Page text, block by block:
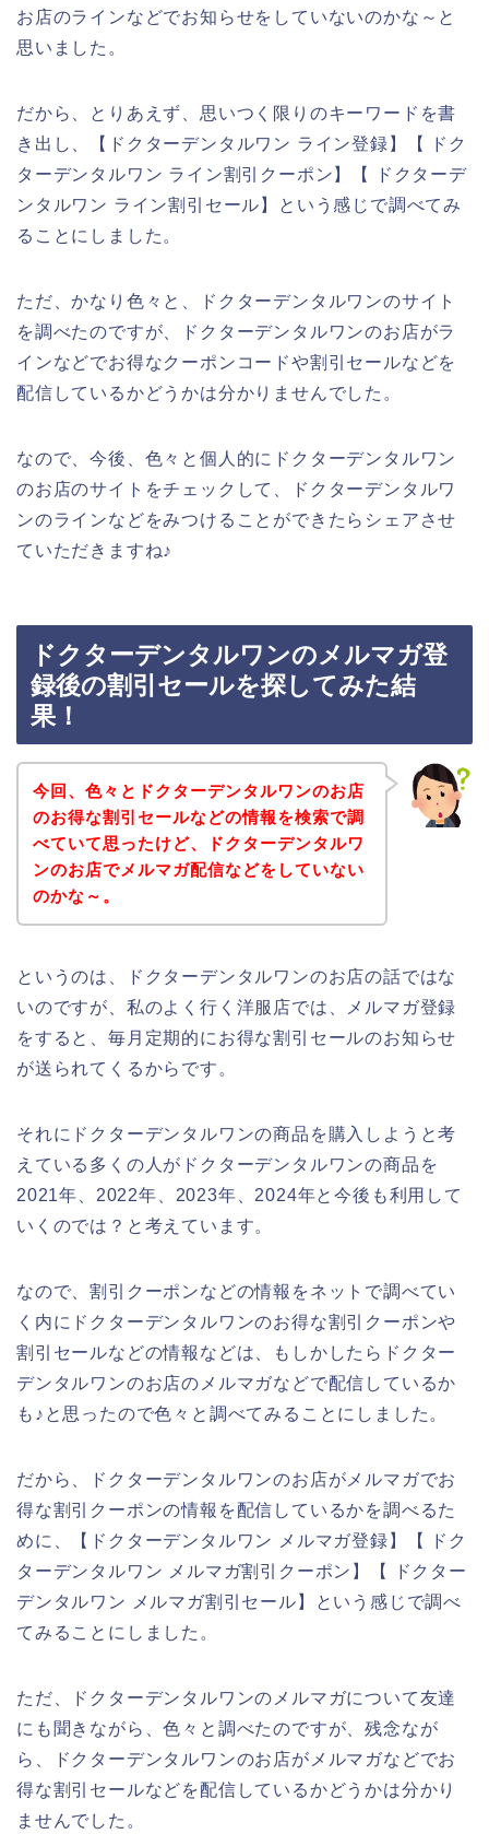
お店のラインなどでお知らせをしていないのかな～と
思いました。
だから、とりあえず、思いつく限りのキーワードを書
き出し、【ドクターデンタルワン ライン登録】【 ドク
ターデンタルワン ライン割引クーポン】【 ドクターデ
ンタルワン ライン割引セール】という感じで調べてみ
ることにしました。
ただ、かなり色々と、ドクターデンタルワンのサイト
を調べたのですが、ドクターデンタルワンのお店がラ
インなどでお得なクーポンコードや割引セールなどを
配信しているかどうかは分かりませんでした。
なので、今後、色々と個人的にドクターデンタルワン
のお店のサイトをチェックして、ドクターデンタルワ
ンのラインなどをみつけることができたらシェアさせ
ていただきますね♪
ドクターデンタルワンのメルマガ登
録後の割引セールを探してみた結
果！
今回、色々とドクターデンタルワンのお店
のお得な割引セールなどの情報を検索で調
べていて思ったけど、ドクターデンタルワ
ンのお店でメルマガ配信などをしていない
のかな～。
というのは、ドクターデンタルワンのお店の話ではな
いのですが、私のよく行く洋服店では、メルマガ登録
をすると、毎月定期的にお得な割引セールのお知らせ
が送られてくるからです。
それにドクターデンタルワンの商品を購入しようと考
えている多くの人がドクターデンタルワンの商品を
2021年、2022年、2023年、2024年と今後も利用して
いくのでは？と考えています。
なので、割引クーポンなどの情報をネットで調べてい
く内にドクターデンタルワンのお得な割引クーポンや
割引セールなどの情報などは、もしかしたらドクター
デンタルワンのお店のメルマガなどで配信しているか
も♪と思ったので色々と調べてみることにしました。
だから、ドクターデンタルワンのお店がメルマガでお
得な割引クーポンの情報を配信しているかを調べるた
めに、【ドクターデンタルワン メルマガ登録】【 ドク
ターデンタルワン メルマガ割引クーポン】【 ドクター
デンタルワン メルマガ割引セール】という感じで調べ
てみることにしました。
ただ、ドクターデンタルワンのメルマガについて友達
にも聞きながら、色々と調べたのですが、残念なが
ら、ドクターデンタルワンのお店がメルマガなどでお
得な割引セールなどを配信しているかどうかは分かり
ませんでした。